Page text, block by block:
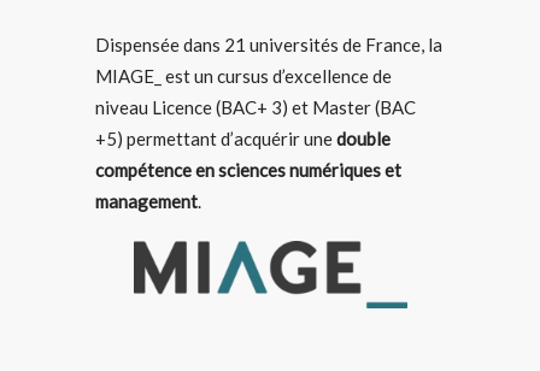
Dispensée dans 21 universités de France, la
MIAGE_ est un cursus d’excellence de
niveau Licence (BAC+ 3) et Master (BAC
+5) permettant d’acquérir unedouble
compétence en sciences numériques et
management.